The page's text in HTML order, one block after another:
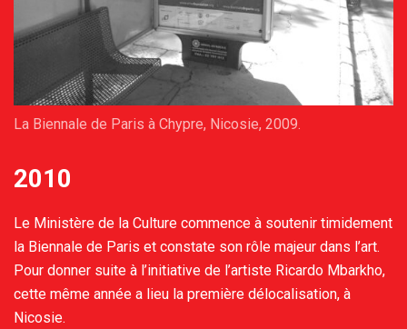
La Biennale de Paris à Chypre, Nicosie, 2009.
2010
Le Ministère de la Culture commence à soutenir timidement
la Biennale de Paris et constate son rôle majeur dans l’art.
Pour donner suite à l’initiative de l’artiste Ricardo Mbarkho,
cette même année a lieu la première délocalisation, à
Nicosie.